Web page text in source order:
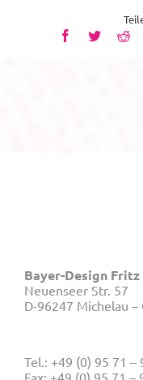
Facebook
Twitter
Bayer-Design Fritz
Neuenseer Str. 57
D-96247 Michelau –
Tel.: +49 (0) 95 71 –